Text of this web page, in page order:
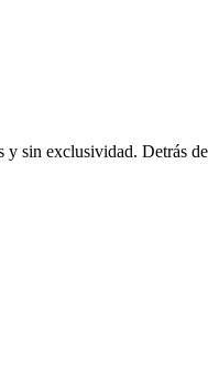
sin exclusividad. Detrás